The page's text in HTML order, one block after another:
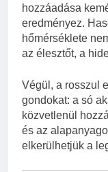
hozzáadása
eredményez.
hőmérséklete
az élesztőt, a
Végül, a rosszul
gondokat: a só
közvetlenül
és az
elkerülhetjük a